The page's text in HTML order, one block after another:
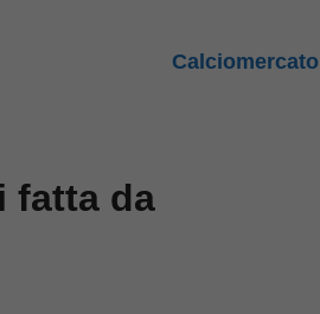
Calciomercato
fatta da